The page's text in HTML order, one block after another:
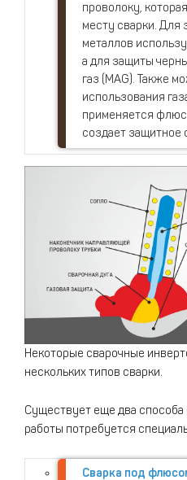
проволоку,
месту сварки. Для
металлов
а для защиты
газ (MAG). Также
использования
применяется
создает защитное
Некоторые сварочные
нескольких типов сварки.
Существует еще два
работы потребуется
Сварка под